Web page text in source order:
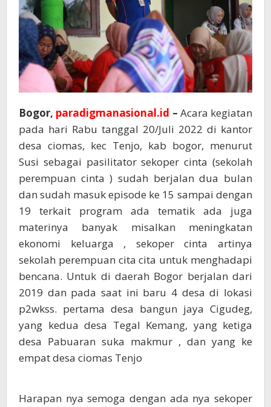
Bogor, paradigmanasional.id – Acara kegiatan
pada hari Rabu tanggal 20/Juli 2022 di kantor
desa ciomas, kec Tenjo, kab bogor, menurut
Susi sebagai pasilitator sekoper cinta (sekolah
perempuan cinta ) sudah berjalan dua bulan
dan sudah masuk episode ke 15 sampai dengan
19 terkait program ada tematik ada juga
materinya banyak misalkan meningkatan
ekonomi keluarga , sekoper cinta artinya
sekolah perempuan cita cita untuk menghadapi
bencana. Untuk di daerah Bogor berjalan dari
2019 dan pada saat ini baru 4 desa di lokasi
p2wkss. pertama desa bangun jaya Cigudeg,
yang kedua desa Tegal Kemang, yang ketiga
desa Pabuaran suka makmur , dan yang ke
empat desa ciomas Tenjo
Harapan nya semoga dengan ada nya sekoper